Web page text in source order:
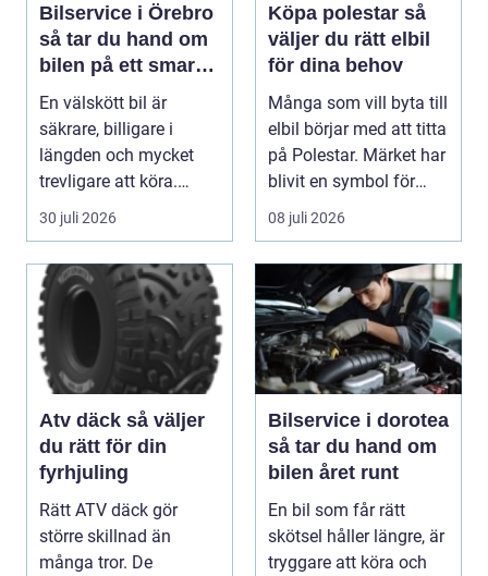
Bilservice i Örebro
så tar du hand om
bilen på ett smart
sätt
En välskött bil är
säkrare, billigare i
längden och mycket
trevligare att köra.
Trots det väntar mån...
30 juli 2026
Köpa polestar så
väljer du rätt elbil
för dina behov
Många som vill byta till
elbil börjar med att titta
på Polestar. Märket har
blivit en symbol för
mod...
08 juli 2026
Atv däck så väljer
du rätt för din
fyrhjuling
Rätt ATV däck gör
större skillnad än
många tror. De
Bilservice i dorotea
så tar du hand om
bilen året runt
En bil som får rätt
skötsel håller längre, är
tryggare att köra och